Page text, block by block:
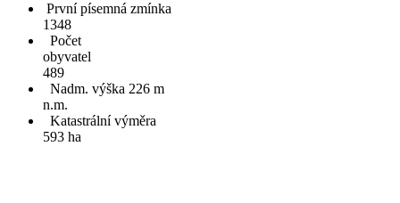
První písemná zmínka
1348
Počet
obyvatel
489
Nadm. výška 226 m
n.m.
Katastrální výměra
593 ha